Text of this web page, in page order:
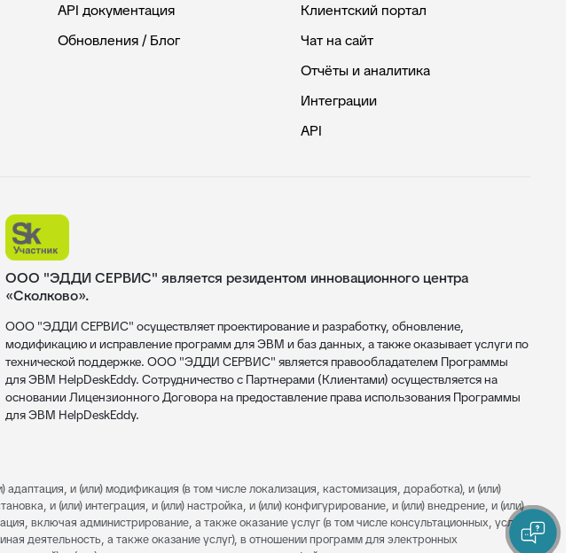
API документация
Обновления / Блог
Клиентский портал
Чат на сайт
Отчёты и аналитика
Интеграции
API
ООО "ЭДДИ СЕРВИС" является резидентом инновационного центра
«Сколково».
ООО "ЭДДИ СЕРВИС" осуществляет проектирование и разработку, обновление,
модификацию и исправление программ для ЭВМ и баз данных, а также оказывает услуги по
технической поддержке. ООО "ЭДДИ СЕРВИС" является правообладателем Программы
для ЭВМ HelpDeskEddy. Сотрудничество с Партнерами (Клиентами) осуществляется на
основании Лицензионного Договора на предоставление права использования Программы
для ЭВМ HelpDeskEddy.
адаптация, и (или) модификация (в том числе локализация, кастомизация, доработка), и (или)
и (или) интеграция, и (или) настройка, и (или) конфигурирование, и (или) внедрение, и (или)
включая администрирование, а также оказание услуг (в том числе консультационных, услуг
деятельность, а также оказание услуг), в отношении программ для электронных